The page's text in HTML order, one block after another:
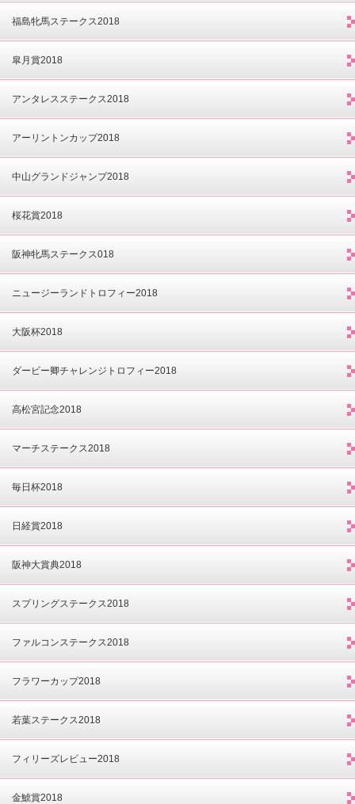
福島牝馬ステークス2018
皐月賞2018
アンタレスステークス2018
アーリントンカップ2018
中山グランドジャンプ2018
桜花賞2018
阪神牝馬ステークス018
ニュージーランドトロフィー2018
大阪杯2018
ダービー卿チャレンジトロフィー2018
高松宮記念2018
マーチステークス2018
毎日杯2018
日経賞2018
阪神大賞典2018
スプリングステークス2018
ファルコンステークス2018
フラワーカップ2018
若葉ステークス2018
フィリーズレビュー2018
金鯱賞2018